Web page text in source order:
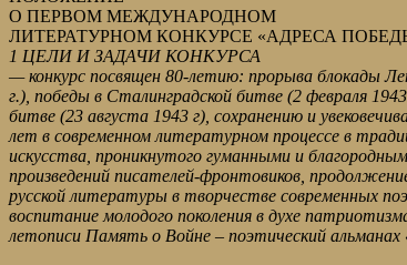
О ПЕРВОМ МЕЖДУНАРОДНОМ
ЛИТЕРАТУРНОМ КОНКУРСЕ «АДРЕСА
1 ЦЕЛИ И ЗАДАЧИ КОНКУРСА
— конкурс посвящен 80-летию: прорыва блокады
г.), победы в Сталинградской битве (2 февраля
битве (23 августа 1943 г), сохранению и
лет в современном литературном процессе в
искусства, проникнутого гуманными и
произведений писателей-фронтовиков,
русской литературы в творчестве современных
воспитание молодого поколения в духе
летописи Память о Войне – поэтический